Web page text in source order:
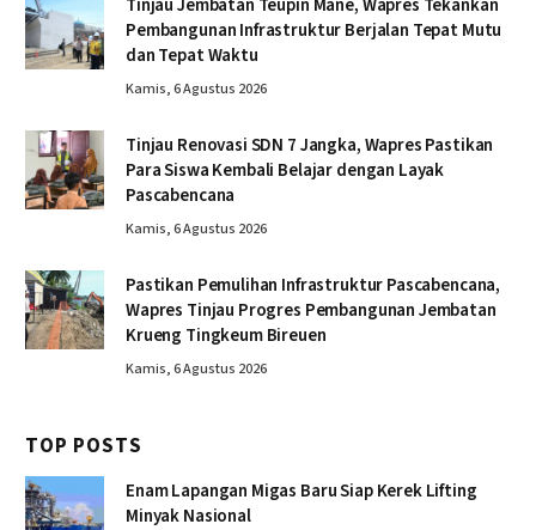
Tinjau Jembatan Teupin Mane, Wapres Tekankan
Pembangunan Infrastruktur Berjalan Tepat Mutu
dan Tepat Waktu
Kamis, 6 Agustus 2026
Tinjau Renovasi SDN 7 Jangka, Wapres Pastikan
Para Siswa Kembali Belajar dengan Layak
Pascabencana
Kamis, 6 Agustus 2026
Pastikan Pemulihan Infrastruktur Pascabencana,
Wapres Tinjau Progres Pembangunan Jembatan
Krueng Tingkeum Bireuen
Kamis, 6 Agustus 2026
TOP POSTS
Enam Lapangan Migas Baru Siap Kerek Lifting
Minyak Nasional